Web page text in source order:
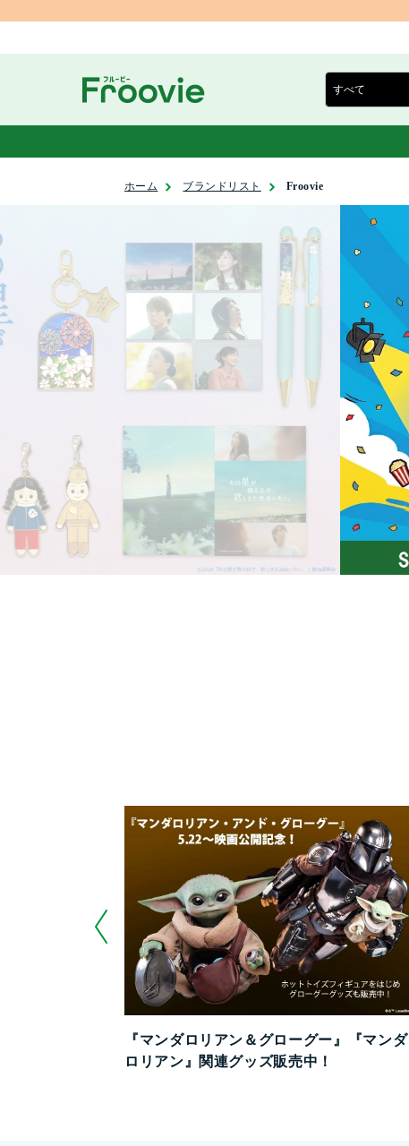
ホーム ブランドリスト Froovie
『マンダロリアン＆グローグー』『マンダ
ロリアン』関連グッズ販売中！